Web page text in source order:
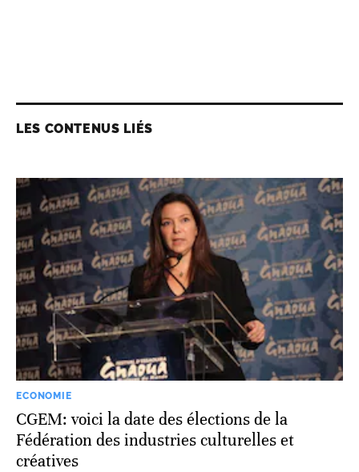
LES CONTENUS LIÉS
ECONOMIE
CGEM: voici la date des élections de la
Fédération des industries culturelles et
créatives